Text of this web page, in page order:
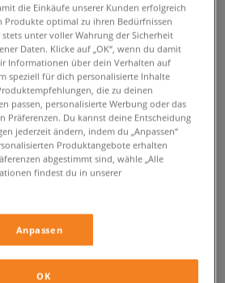
die Einkäufe unserer Kunden erfolgreich
Produkte optimal zu ihren Bedürfnissen
unter voller Wahrung der Sicherheit
Daten. Klicke auf „OK“, wenn du damit
Informationen über dein Verhalten auf
speziell für dich personalisierte Inhalte
die zu deinen
passen, personalisierte Werbung oder das
Präferenzen. Du kannst deine Entscheidung
jederzeit ändern, indem du „Anpassen“
Produktangebote erhalten
abgestimmt sind, wähle „Alle
findest du in unserer
Anpassen
OK